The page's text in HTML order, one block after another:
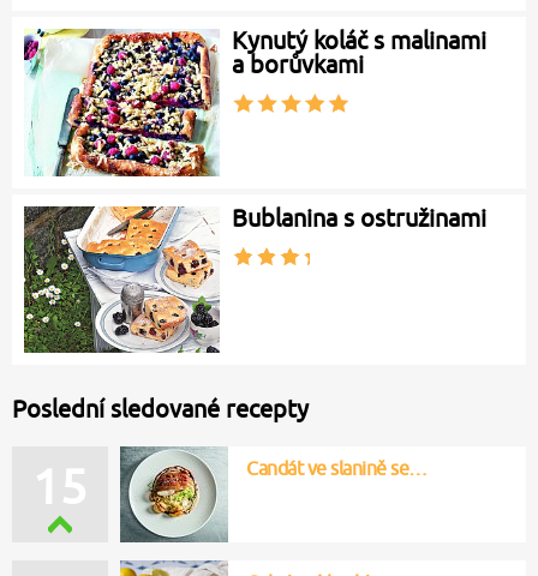
Kynutý koláč s malinami
a borůvkami
Bublanina s ostružinami
Poslední sledované recepty
15 Candát ve slanině se…